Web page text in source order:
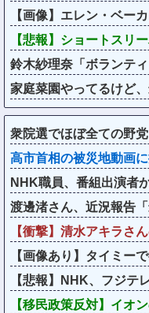
【画像】エレン・ベー
【悲報】ショートスリ
鈴木紗理奈「ボランテ
家庭菜園やってるけど
衆院選でほぼ全ての野
高市首相の被災地動画
NHK職員、番組出演
渡邊渚さん、近況報告
【衝撃】清水アキラさ
【画像あり】タイミー
【悲報】NHK、フジテ
【移民政策反対】イオ